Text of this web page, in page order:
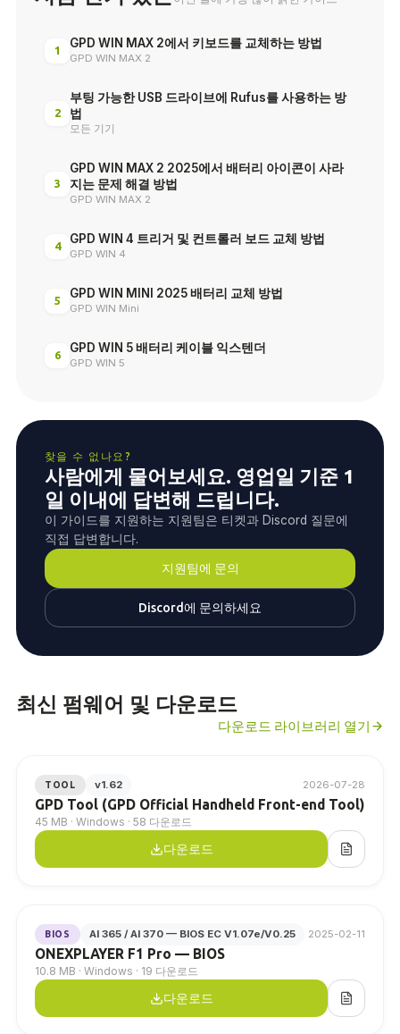
1 GPD WIN MAX 2에서 키보드를 교체하는 방법
GPD WIN MAX 2
2
부팅 가능한 USB 드라이브에 Rufus를 사용하는 방
법
모든 기기
3
GPD WIN MAX 2 2025에서 배터리 아이콘이 사라
지는 문제 해결 방법
GPD WIN MAX 2
4 GPD WIN 4 트리거 및 컨트롤러 보드 교체 방법
GPD WIN 4
5 GPD WIN MINI 2025 배터리 교체 방법
GPD WIN Mini
6 GPD WIN 5 배터리 케이블 익스텐더
GPD WIN 5
찾을 수 없나요?
사람에게 물어보세요. 영업일 기준 1
일 이내에 답변해 드립니다.
이 가이드를 지원하는 지원팀은 티켓과 Discord 질문에
직접 답변합니다.
지원팀에 문의
Discord에 문의하세요
최신 펌웨어 및 다운로드
다운로드 라이브러리 열기
TOOL v1.62 2026-07-28
GPD Tool (GPD Official Handheld Front-end Tool)
45 MB · Windows · 58 다운로드
다운로드
BIOS AI 365 / AI 370 — BIOS EC V1.07e/V0.25 2025-02-11
ONEXPLAYER F1 Pro — BIOS
10.8 MB · Windows · 19 다운로드
다운로드